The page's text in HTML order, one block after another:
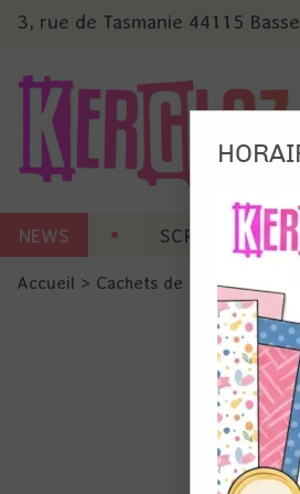
3, rue de Tasmanie 44115
NEWS SCRAP CARTERIE
Accueil > Cachets de cire >